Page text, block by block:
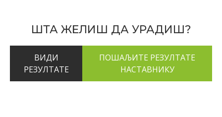
ШТА ЖЕЛИШ ДА УРАДИШ?
ВИДИ
РЕЗУЛТАТЕ